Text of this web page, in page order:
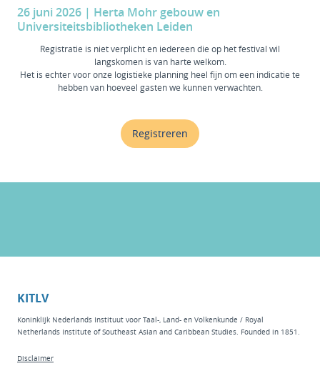
26 juni 2026 | Herta Mohr gebouw en
Universiteitsbibliotheken Leiden
Registratie is niet verplicht en iedereen die op het festival wil
langskomen is van harte welkom.
Het is echter voor onze logistieke planning heel fijn om een indicatie te
hebben van hoeveel gasten we kunnen verwachten.
Registreren
KITLV
Koninklijk Nederlands Instituut voor Taal-, Land- en Volkenkunde / Royal
Netherlands Institute of Southeast Asian and Caribbean Studies. Founded in 1851.
Disclaimer